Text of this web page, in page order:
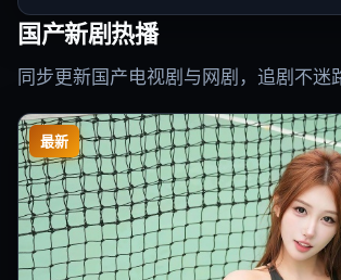
国产新剧热播
同步更新国产电视剧与网剧，追剧不迷
最新